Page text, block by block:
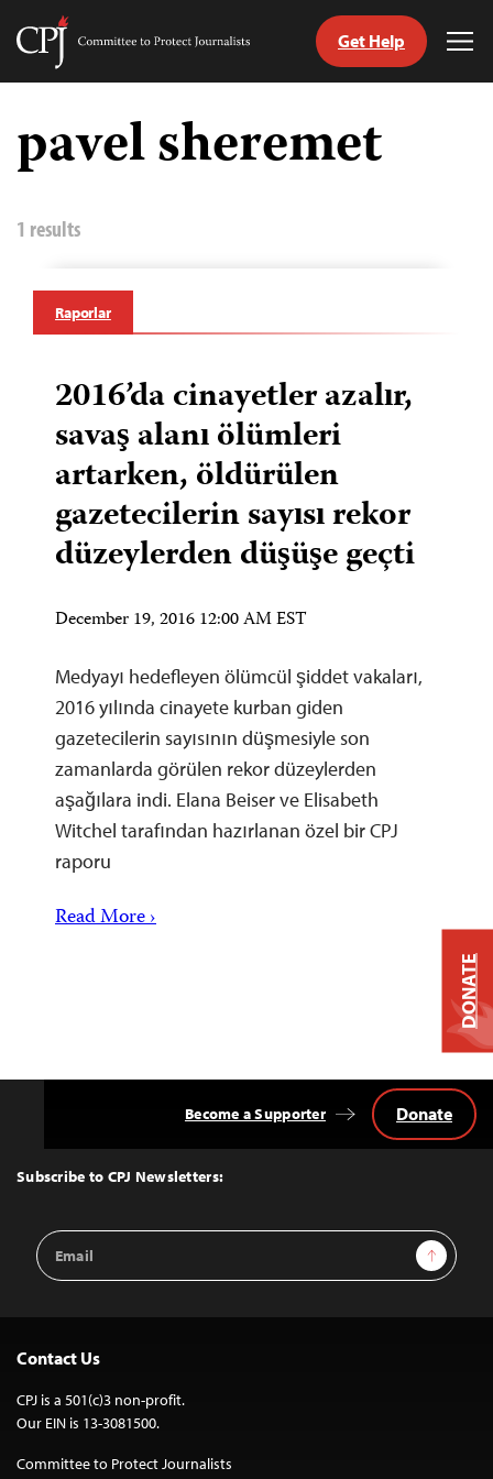
Skip
content
Committee
Journalists
Get Help
pavel sheremet
1 results
Raporlar
2016’da cinayetler azalır,
savaş alanı ölümleri
artarken, öldürülen
gazetecilerin sayısı rekor
düzeylerden düşüşe geçti
December 19, 2016 12:00 AM EST
Medyayı hedefleyen ölümcül şiddet vakaları,
2016 yılında cinayete kurban giden
gazetecilerin sayısının düşmesiyle son
zamanlarda görülen rekor düzeylerden
aşağılara indi. Elana Beiser ve Elisabeth
Witchel tarafından hazırlanan özel bir CPJ
raporu
Read More ›
Top
Subscribe to CPJ Newsletters:
Email
Address
Sign Up
Become a Supporter Donate
Contact Us
CPJ is a 501(c)3 non-profit.
Our EIN is 13-3081500.
Committee to Protect Journalists
DONATE